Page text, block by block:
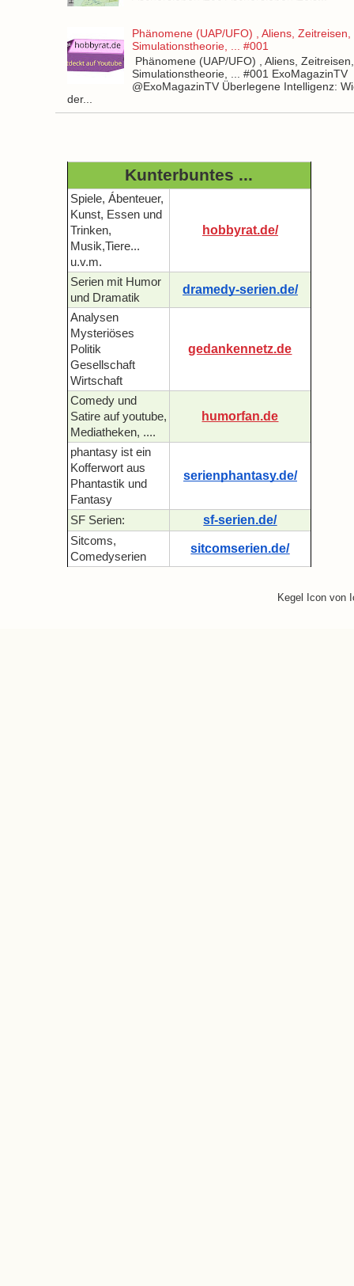
Phänomene (UAP/UFO) , Aliens, Zeitreisen,
Simulationstheorie, ... #001
Phänomene (UAP/UFO) , Aliens, Zeitreisen,
Simulationstheorie, ... #001 ExoMagazinTV
@ExoMagazinTV Überlegene Intelligenz:
der...
Kunterbuntes ...
Spiele, Ábenteuer,
Kunst, Essen und
Trinken,
Musik,Tiere...
u.v.m.
hobbyrat.de/
Serien mit Humor
und Dramatik
dramedy-serien.de/
Analysen
Mysteriöses
Politik
Gesellschaft
Wirtschaft
gedankennetz.de
Comedy und
Satire auf youtube,
Mediatheken, ....
humorfan.de
phantasy ist ein
Kofferwort aus
Phantastik und
Fantasy
serienphantasy.de/
SF Serien: sf-serien.de/
Sitcoms,
Comedyserien
sitcomserien.de/
Kegel Icon von